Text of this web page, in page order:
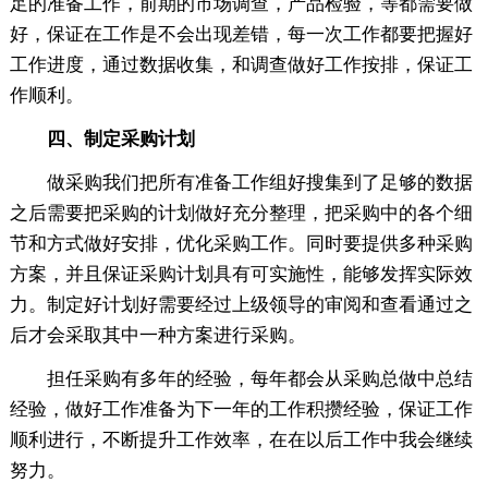
足的准备工作，前期的市场调查，产品检验，等都需要做
好，保证在工作是不会出现差错，每一次工作都要把握好
工作进度，通过数据收集，和调查做好工作按排，保证工
作顺利。
四、制定采购计划
做采购我们把所有准备工作组好搜集到了足够的数据
之后需要把采购的计划做好充分整理，把采购中的各个细
节和方式做好安排，优化采购工作。同时要提供多种采购
方案，并且保证采购计划具有可实施性，能够发挥实际效
力。制定好计划好需要经过上级领导的审阅和查看通过之
后才会采取其中一种方案进行采购。
担任采购有多年的经验，每年都会从采购总做中总结
经验，做好工作准备为下一年的工作积攒经验，保证工作
顺利进行，不断提升工作效率，在在以后工作中我会继续
努力。